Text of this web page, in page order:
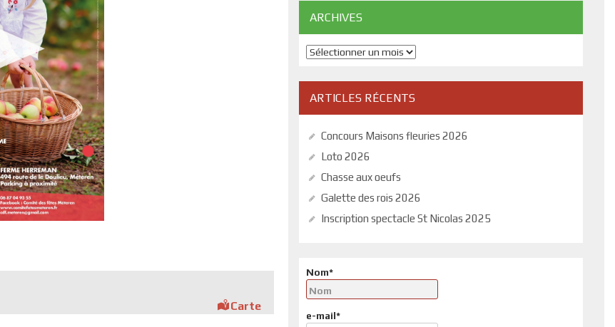
Carte
ARCHIVES
Archives
ARTICLES RÉCENTS
Concours Maisons fleuries 2026
Loto 2026
Chasse aux oeufs
Galette des rois 2026
Inscription spectacle St Nicolas 2025
Nom*
e-mail*